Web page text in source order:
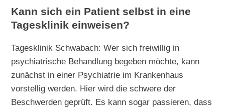
Kann sich ein Patient selbst in eine
Tagesklinik einweisen?
Tagesklinik Schwabach: Wer sich freiwillig in
psychiatrische Behandlung begeben möchte, kann
zunächst in einer Psychiatrie im Krankenhaus
vorstellig werden. Hier wird die schwere der
Beschwerden geprüft. Es kann sogar passieren, dass